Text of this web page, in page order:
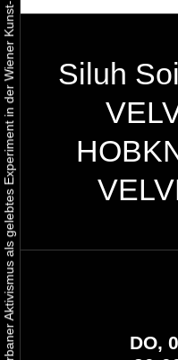
Urbaner Aktivismus als gelebtes Experiment in der Wiener Kunst-, Musik und Clubszene
Siluh
DO,